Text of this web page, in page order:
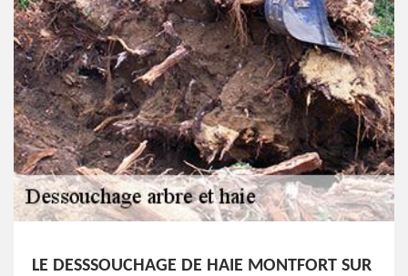
LE DESSSOUCHAGE DE HAIE MONTFORT SUR